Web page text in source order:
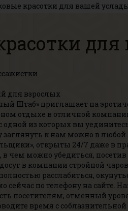
красотки для вашей
для взрослых
Штаб» приглашает на
отдыхе в отличной
из которых вы
заглянуть к нам можно в
открыты 24/7 даже в
чем можно убедиться,
в компании стройной
расслабиться,
по телефону на сайте.
посетителям, отменный
время с